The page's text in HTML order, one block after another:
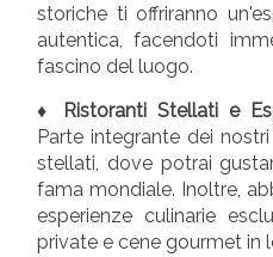
storiche ti offriranno
autentica, facendoti
fascino del luogo.
♦ Ristoranti Stellati e
Parte integrante dei
stellati, dove potrai
fama mondiale. Inoltre,
esperienze culinarie
private e cene gourmet in